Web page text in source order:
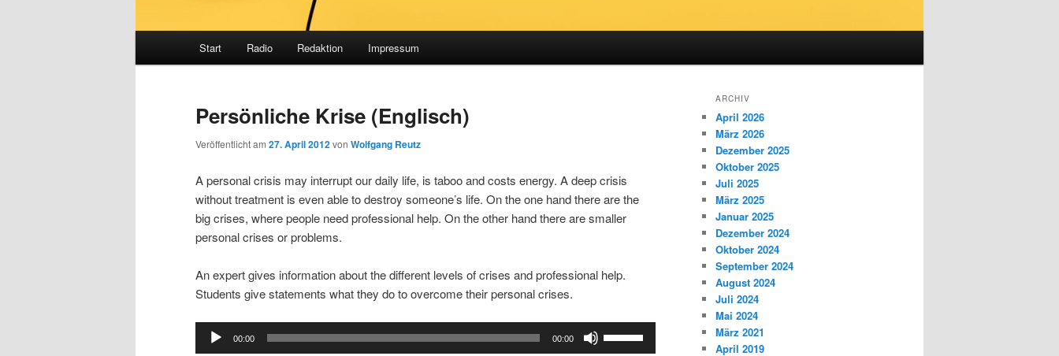
Start Radio Redaktion Impressum
Persönliche Krise (Englisch)
Veröffentlicht am 27. April 2012von Wolfgang Reutz
A personal crisis may interrupt our daily life, is taboo and costs energy. A deep crisis
without treatment is even able to destroy someone’s life. On the one hand there are the
big crises, where people need professional help. On the other hand there are smaller
personal crises or problems.
An expert gives information about the different levels of crises and professional help.
Students give statements what they do to overcome their personal crises.
Audio
Player
00:00 00:00
ARCHIV
April 2026
März 2026
Dezember 2025
Oktober 2025
Juli 2025
März 2025
Januar 2025
Dezember 2024
Oktober 2024
September 2024
August 2024
Juli 2024
Mai 2024
März 2021
April 2019